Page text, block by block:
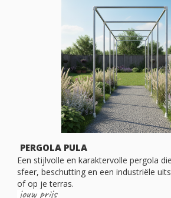
PERGOLA PULA
Een stijlvolle en karaktervolle pergola
sfeer, beschutting en een industriële
of op je terras.